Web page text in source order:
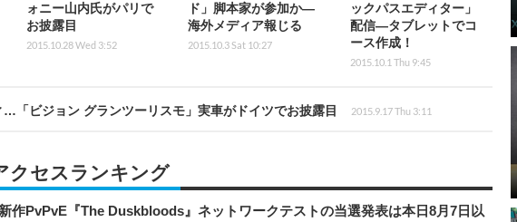
ォニー山内氏がパリで
お披露目
2015.10.28 Wed 3:52
ド」脚本家が参加か―
海外メディア報じる
2015.10.3 Sat 10:27
ックパスエディター」
配信―タブレットでコ
ース作成！
2015.10.1 Thu 9:45
「ビジョン グランツーリスモ」実車がドイツでお披露目 2015.9.17 Thu 3:11
クセスランキング
作PvPvE『The Duskbloods』ネットワークテストの当選発表は本日8月7日以